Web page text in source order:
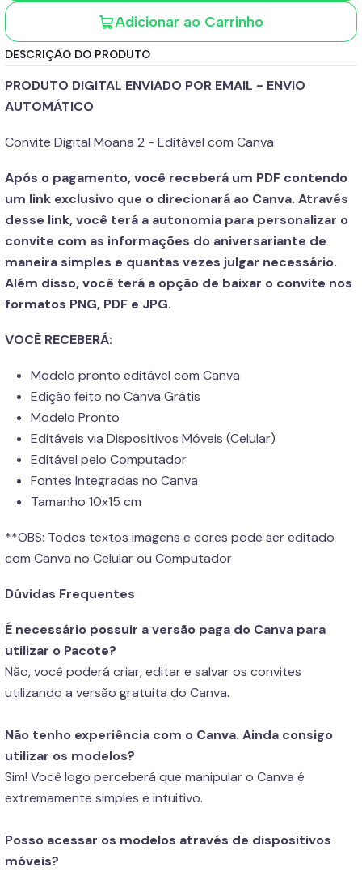
Adicionar ao Carrinho
DESCRIÇÃO DO PRODUTO
PRODUTO DIGITAL ENVIADO POR EMAIL - ENVIO
AUTOMÁTICO
Convite Digital Moana 2 - Editável com Canva
Após o pagamento, você receberá um PDF contendo
um link exclusivo que o direcionará ao Canva. Através
desse link, você terá a autonomia para personalizar o
convite com as informações do aniversariante de
maneira simples e quantas vezes julgar necessário.
Além disso, você terá a opção de baixar o convite nos
formatos PNG, PDF e JPG.
VOCÊ RECEBERÁ:
Modelo pronto editável com Canva
Edição feito no Canva Grátis
Modelo Pronto
Editáveis via Dispositivos Móveis (Celular)
Editável pelo Computador
Fontes Integradas no Canva
Tamanho 10x15 cm
**OBS: Todos textos imagens e cores pode ser editado
com Canva no Celular ou Computador
Dúvidas Frequentes
É necessário possuir a versão paga do Canva para
utilizar o Pacote?
Não, você poderá criar, editar e salvar os convites
utilizando a versão gratuita do Canva.
Não tenho experiência com o Canva. Ainda consigo
utilizar os modelos?
Sim! Você logo perceberá que manipular o Canva é
extremamente simples e intuitivo.
Posso acessar os modelos através de dispositivos
móveis?